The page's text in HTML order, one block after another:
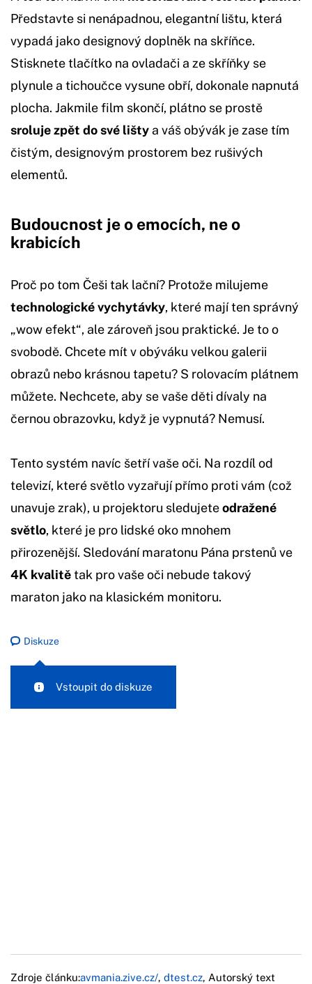
Představte si nenápadnou, elegantní lištu, která
vypadá jako designový doplněk na skříňce.
Stisknete tlačítko na ovladači a ze skříňky se
plynule a tichoučce vysune obří, dokonale napnutá
plocha. Jakmile film skončí, plátno se prostě
sroluje zpět do své lišty a váš obývák je zase tím
čistým, designovým prostorem bez rušivých
elementů.
Budoucnost je o emocích, ne o
krabicích
Proč po tom Češi tak lační? Protože milujeme
technologické vychytávky, které mají ten správný
„wow efekt“, ale zároveň jsou praktické. Je to o
svobodě. Chcete mít v obýváku velkou galerii
obrazů nebo krásnou tapetu? S rolovacím plátnem
můžete. Nechcete, aby se vaše děti dívaly na
černou obrazovku, když je vypnutá? Nemusí.
Tento systém navíc šetří vaše oči. Na rozdíl od
televizí, které světlo vyzařují přímo proti vám (což
unavuje zrak), u projektoru sledujeteodražené
světlo, které je pro lidské oko mnohem
přirozenější. Sledování maratonu Pána prstenů ve
4K kvalitětak pro vaše oči nebude takový
maraton jako na klasickém monitoru.
Diskuze
Vstoupit do diskuze
Zdroje článku:avmania.zive.cz/, dtest.cz, Autorský text